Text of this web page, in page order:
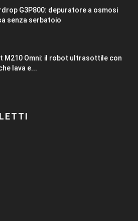
G3P800: depuratore a osmosi
senza serbatoio
M210 Omni: il robot ultrasottile con
lava e...